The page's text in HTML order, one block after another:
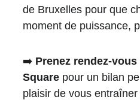
de Bruxelles pour que
moment de puissance,
➡️ Prenez rendez-
Square pour un bilan
plaisir de vous